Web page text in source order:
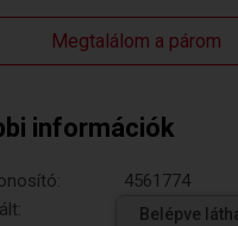
Megtalálom a párom
információk
4561774
Belépve